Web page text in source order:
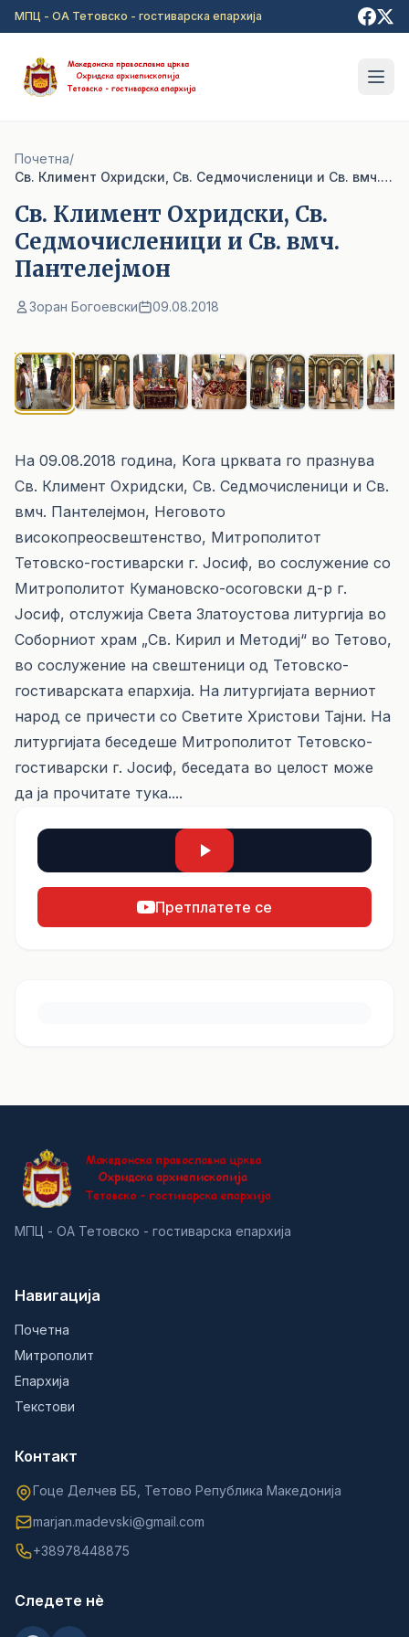
Прејди на главна содржина
МПЦ - ОА Тетовско - гостиварска епархија
Почетна/
Св. Климент Охридски, Св. Седмочисленици и Св. вмч. Пантелејмон
Св. Климент Охридски, Св.
Седмочисленици и Св. вмч.
Пантелејмон
Зоран Богоевски 09.08.2018
На 09.08.2018 година, Kога црквата го празнува
Св. Климент Охридски, Св. Седмочисленици и Св.
вмч. Пантелејмон, Неговото
високопреосвештенство, Митрополитот
Тетовско-гостиварски г. Јосиф, во сослужение со
Митрополитот Кумановско-осоговски д-р г.
Јосиф, отслужија Света Златоустова литургија во
Соборниот храм „Св. Кирил и Методиј“ во Тетово,
во сослужение на свештеници од Тетовско-
гостиварската епархија. На литургијата верниот
народ се причести со Светите Христови Тајни. На
литургијата беседеше Митрополитот Тетовско-
гостиварски г. Јосиф, беседата во целост може
да ја прочитате тука....
Претплатете се
МПЦ - ОА Тетовско - гостиварска епархија
Навигација
Почетна
Митрополит
Епархија
Текстови
Контакт
Гоце Делчев ББ, Тетово Република Македонија
marjan.madevski@gmail.com
+38978448875
Следете нè